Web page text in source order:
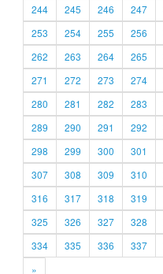
244
245 246 247
253
254 255 256
262
263 264 265
271
272 273 274
280
281 282 283
289
290 291 292
298
299 300 301
307
308 309 310
316
317 318 319
325
326 327 328
334
335 336 337
»